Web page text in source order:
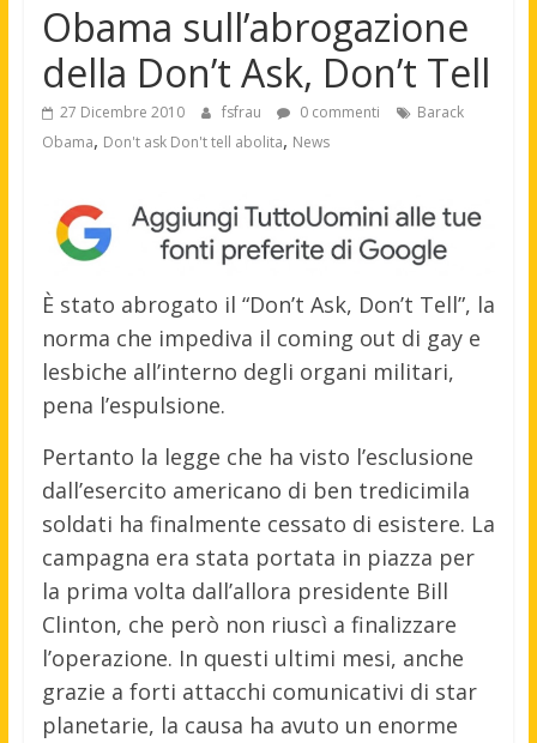
Obama sull’abrogazione
della Don’t Ask, Don’t Tell
27 Dicembre 2010 fsfrau 0 commenti
Barack
Obama, Don't ask Don't tell abolita, News
È stato abrogato il “Don’t Ask, Don’t Tell”, la
norma che impediva il coming out di gay e
lesbiche all’interno degli organi militari,
pena l’espulsione.
Pertanto la legge che ha visto l’esclusione
dall’esercito americano di ben tredicimila
soldati ha finalmente cessato di esistere. La
campagna era stata portata in piazza per
la prima volta dall’allora presidente Bill
Clinton, che però non riuscì a finalizzare
l’operazione. In questi ultimi mesi, anche
grazie a forti attacchi comunicativi di star
planetarie, la causa ha avuto un enorme